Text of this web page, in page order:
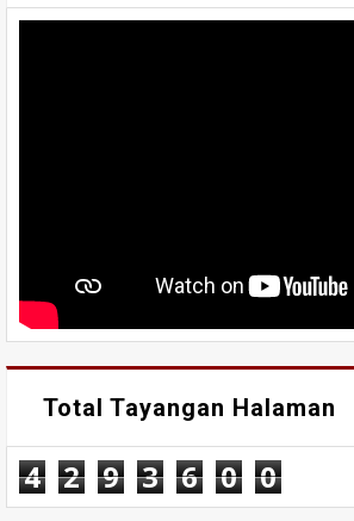
Total Tayangan Halaman
4 2 9 3 6 0 0